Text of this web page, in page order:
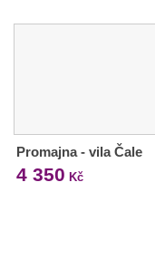
Promajna - vila Čale
4 350 Kč